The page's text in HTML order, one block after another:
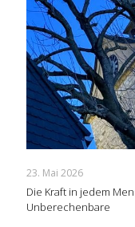
23. Mai 2026
Die Kraft in jedem
Unberechenbare